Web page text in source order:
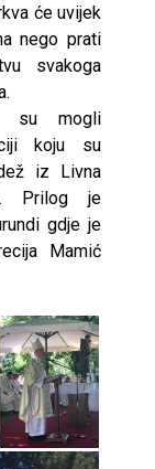
će uvijek
nego prati
svakoga
su mogli
koju su
iz Livna
Prilog je
gdje je
Mamić